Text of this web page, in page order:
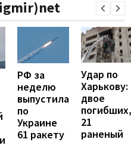
РФ за
неделю
выпустила
по
Украине
61 ракету
Удар по
Харькову:
двое
погибших,
21
раненый